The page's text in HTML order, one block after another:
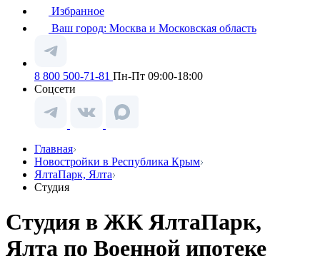
Избранное
Ваш город: Москва и Московская область
8 800 500-71-81 Пн-Пт 09:00-18:00
Соцсети
Главная
Новостройки в Республика Крым
ЯлтаПарк, Ялта
Студия
Студия в ЖК ЯлтаПарк,
Ялта по Военной ипотеке